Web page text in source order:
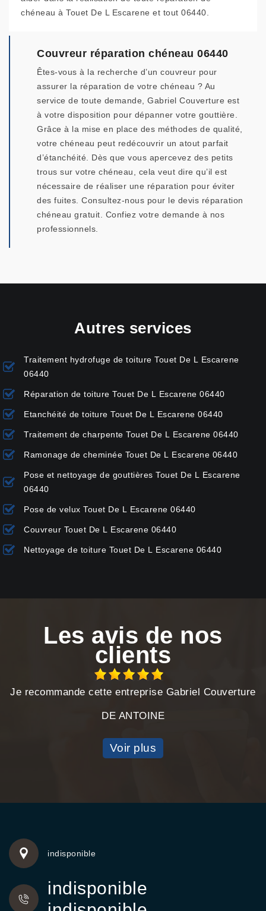
chéneau à Touet De L Escarene et tout 06440.
Couvreur réparation chéneau 06440
Êtes-vous à la recherche d’un couvreur pour
assurer la réparation de votre chéneau ? Au
service de toute demande, Gabriel Couverture est
à votre disposition pour dépanner votre gouttière.
Grâce à la mise en place des méthodes de qualité,
votre chéneau peut redécouvrir un atout parfait
d’étanchéité. Dès que vous apercevez des petits
trous sur votre chéneau, cela veut dire qu’il est
nécessaire de réaliser une réparation pour éviter
des fuites. Consultez-nous pour le devis réparation
chéneau gratuit. Confiez votre demande à nos
professionnels.
Autres services
Traitement hydrofuge de toiture Touet De L Escarene
06440
Réparation de toiture Touet De L Escarene 06440
Etanchéité de toiture Touet De L Escarene 06440
Traitement de charpente Touet De L Escarene 06440
Ramonage de cheminée Touet De L Escarene 06440
Pose et nettoyage de gouttières Touet De L Escarene
06440
Pose de velux Touet De L Escarene 06440
Couvreur Touet De L Escarene 06440
Nettoyage de toiture Touet De L Escarene 06440
Les avis de nos
clients
Je recommande cette entreprise Gabriel Couverture
DE ANTOINE
Voir plus
indisponible
indisponible